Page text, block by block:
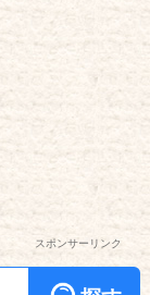
スポンサーリンク